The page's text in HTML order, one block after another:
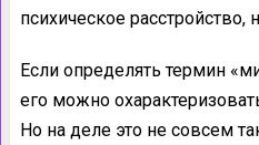
психическое
Если определять термин
его можно
Но на деле это не совсем